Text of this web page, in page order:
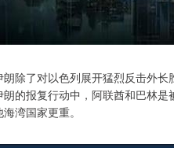
除了对以色列展开猛烈反击外
的报复行动中，阿联酋和巴林
湾国家更重。